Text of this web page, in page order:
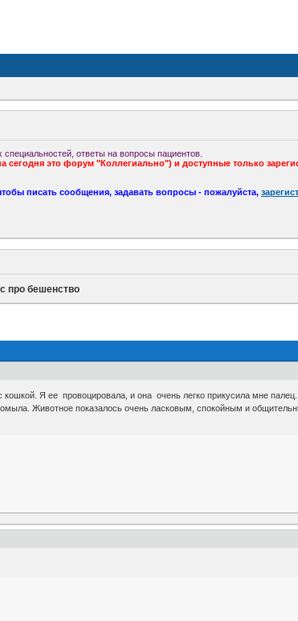
ответы на вопросы пациентов.
это форум "Коллегиально") и доступные только
писать сообщения, задавать вопросы - пожалуйста,
про бешенство
кошкой. Я ее провоцировала, и она очень легко прикусила мне
Животное показалось очень ласковым, спокойным и